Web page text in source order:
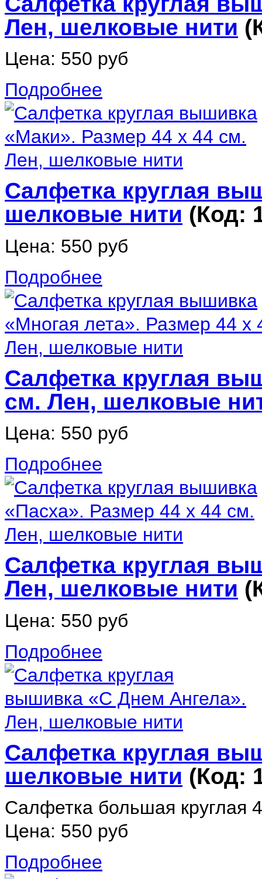
Лен, шелковые нити
Цена: 550 руб
Подробнее
Салфетка круглая
шелковые нити (Код:
Цена: 550 руб
Подробнее
Салфетка круглая
см. Лен, шелковые
Цена: 550 руб
Подробнее
Салфетка круглая
Лен, шелковые нити
Цена: 550 руб
Подробнее
Салфетка круглая
шелковые нити (Код:
Салфетка большая круглая
Цена: 550 руб
Подробнее